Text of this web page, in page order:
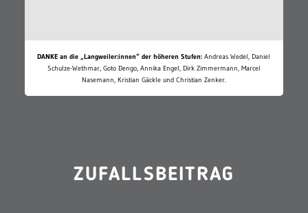
DANKE an die „Langweiler:innen“ der höheren Stufen: Andreas Wedel, Daniel
Schulze-Wethmar, Goto Dengo, Annika Engel, Dirk Zimmermann, Marcel
Nasemann, Kristian Gäckle und Christian Zenker.
ZUFALLSBEITRAG